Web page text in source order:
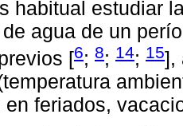
habitual estudiar
agua de un
[6; 8; 14; 15],
en feriados,